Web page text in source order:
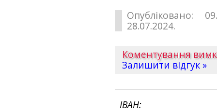
Опубліковано:
28.07.2024.
Коментування
Залишити відгук »
ІВАН